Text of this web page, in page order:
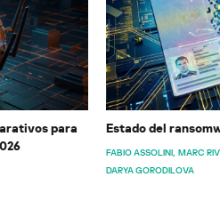
para
Estado del
FABIO ASSOLINI MARC
DARYA GORODILOVA